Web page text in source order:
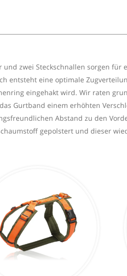
zwei Steckschnallen sorgen für
entsteht eine optimale
eingehakt wird. Wir raten
Gurtband einem erhöhten
Abstand zu den
gepolstert und dieser